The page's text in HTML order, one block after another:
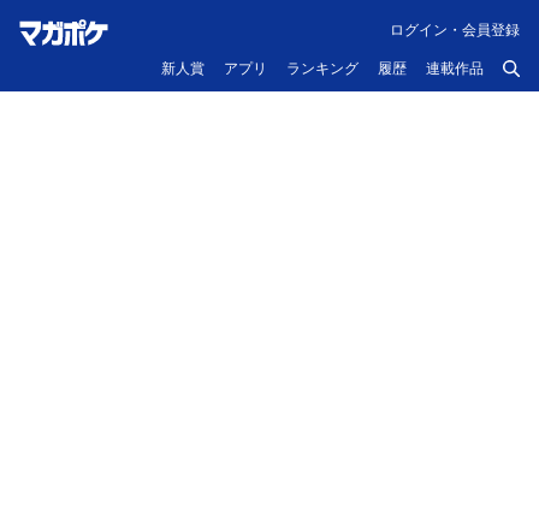
新人賞 アプリ ランキング 履歴 連載作品
ログイン・会員登録